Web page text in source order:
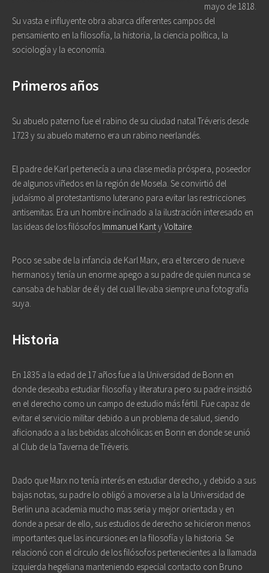
mayo de 1818.
Su vasta e influyente obra abarca diferentes campos del
pensamiento en la filosofía, la historia, la ciencia política, la
sociología y la economía.
Primeros años
Su abuelo paterno fue el rabino de su ciudad natal Tréveris desde
1723 y su abuelo materno era un rabino neerlandés.
El padre de Karl pertenecía a una clase media próspera, poseedor
de algunos viñedos en la región de Mosela. Se convirtió del
judaísmo al protestantismo luterano para evitar las restricciones
antisemitas. Era un hombre inclinado a la ilustración interesado en
las ideas de los filósofos Immanuel KantyVoltaire.
Poco se sabe de la infancia de Karl Marx, era el tercero de nueve
hermanos y tenía un enorme apego a su padre de quien nunca se
cansaba de hablar de él y del cual llevaba siempre una fotografía
suya.
Historia
En 1835 a la edad de 17 años fue a la Universidad de Bonn en
donde deseaba estudiar filosofía y literatura pero su padre insistió
en el derecho como un campo de estudio más fértil. Fue capaz de
evitar el servicio militar debido a un problema de salud, siendo
aficionado a a las bebidas alcohólicas en Bonn en donde se unió
al Club de la Taverna de Tréveris.
Dado que Marx no tenía interés en estudiar derecho, y debido a sus
bajas notas, su padre lo obligó a moverse a la la Universidad de
Berlin una academia mucho mas seria y mejor orientada y en
donde a pesar de ello, sus estudios de derecho se hicieron menos
importantes que las incursiones en la filosofía y la historia. Se
relacionó con el círculo de los filósofos pertenecientes a la llamada
izquierda hegeliana manteniendo especial contacto con Bruno